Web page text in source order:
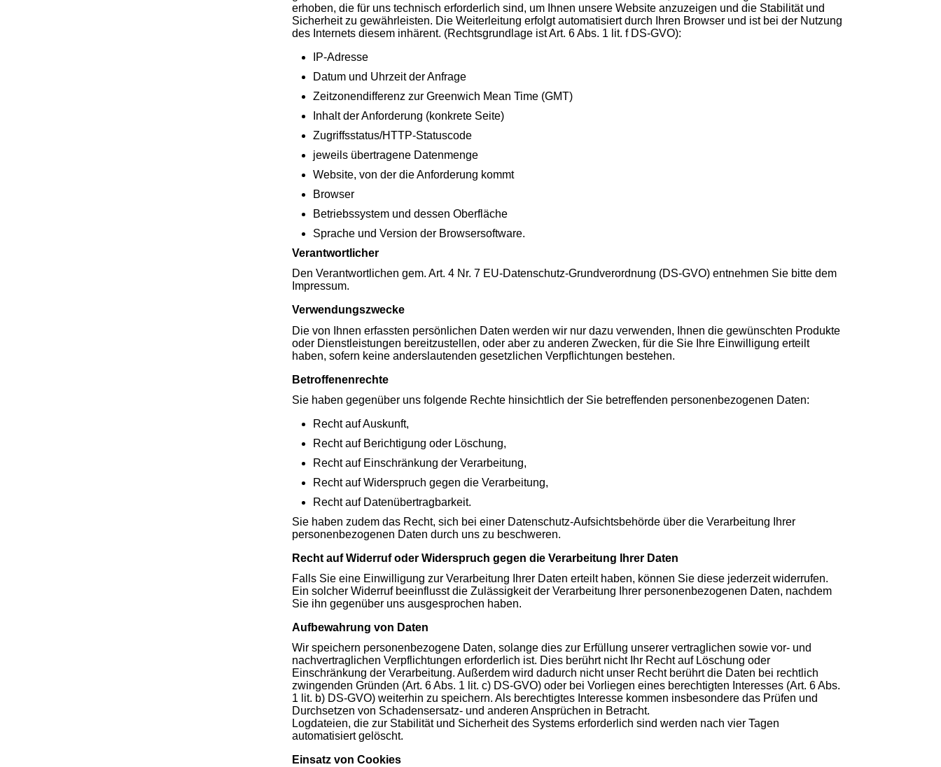
erhoben, die für uns technisch erforderlich sind, um Ihnen unsere Website anzuzeigen und die Stabilität und
Sicherheit zu gewährleisten. Die Weiterleitung erfolgt automatisiert durch Ihren Browser und ist bei der Nutzung
des Internets diesem inhärent. (Rechtsgrundlage ist Art. 6 Abs. 1 lit. f DS-GVO):
IP-Adresse
Datum und Uhrzeit der Anfrage
Zeitzonendifferenz zur Greenwich Mean Time (GMT)
Inhalt der Anforderung (konkrete Seite)
Zugriffsstatus/HTTP-Statuscode
jeweils übertragene Datenmenge
Website, von der die Anforderung kommt
Browser
Betriebssystem und dessen Oberfläche
Sprache und Version der Browsersoftware.
Verantwortlicher
Den Verantwortlichen gem. Art. 4 Nr. 7 EU-Datenschutz-Grundverordnung (DS-GVO) entnehmen Sie bitte dem
Impressum.
Verwendungszwecke
Die von Ihnen erfassten persönlichen Daten werden wir nur dazu verwenden, Ihnen die gewünschten Produkte
oder Dienstleistungen bereitzustellen, oder aber zu anderen Zwecken, für die Sie Ihre Einwilligung erteilt
haben, sofern keine anderslautenden gesetzlichen Verpflichtungen bestehen.
Betroffenenrechte
Sie haben gegenüber uns folgende Rechte hinsichtlich der Sie betreffenden personenbezogenen Daten:
Recht auf Auskunft,
Recht auf Berichtigung oder Löschung,
Recht auf Einschränkung der Verarbeitung,
Recht auf Widerspruch gegen die Verarbeitung,
Recht auf Datenübertragbarkeit.
Sie haben zudem das Recht, sich bei einer Datenschutz-Aufsichtsbehörde über die Verarbeitung Ihrer
personenbezogenen Daten durch uns zu beschweren.
Recht auf Widerruf oder Widerspruch gegen die Verarbeitung Ihrer Daten
Falls Sie eine Einwilligung zur Verarbeitung Ihrer Daten erteilt haben, können Sie diese jederzeit widerrufen.
Ein solcher Widerruf beeinflusst die Zulässigkeit der Verarbeitung Ihrer personenbezogenen Daten, nachdem
Sie ihn gegenüber uns ausgesprochen haben.
Aufbewahrung von Daten
Wir speichern personenbezogene Daten, solange dies zur Erfüllung unserer vertraglichen sowie vor- und
nachvertraglichen Verpflichtungen erforderlich ist. Dies berührt nicht Ihr Recht auf Löschung oder
Einschränkung der Verarbeitung. Außerdem wird dadurch nicht unser Recht berührt die Daten bei rechtlich
zwingenden Gründen (Art. 6 Abs. 1 lit. c) DS-GVO) oder bei Vorliegen eines berechtigten Interesses (Art. 6 Abs.
1 lit. b) DS-GVO) weiterhin zu speichern. Als berechtigtes Interesse kommen insbesondere das Prüfen und
Durchsetzen von Schadensersatz- und anderen Ansprüchen in Betracht.
Logdateien, die zur Stabilität und Sicherheit des Systems erforderlich sind werden nach vier Tagen
automatisiert gelöscht.
Einsatz von Cookies